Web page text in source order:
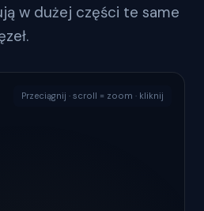
w dużej części te same
Przeciągnij · scroll = zoom · kliknij